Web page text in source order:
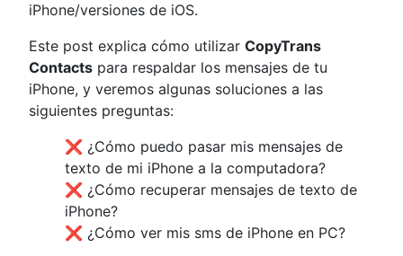
iPhone/versiones de iOS.
Este post explica cómo utilizar CopyTrans
Contacts para respaldar los mensajes de tu
iPhone, y veremos algunas soluciones a las
siguientes preguntas:
❌ ¿Cómo puedo pasar mis mensajes de
texto de mi iPhone a la computadora?
❌ ¿Cómo recuperar mensajes de texto de
iPhone?
❌ ¿Cómo ver mis sms de iPhone en PC?